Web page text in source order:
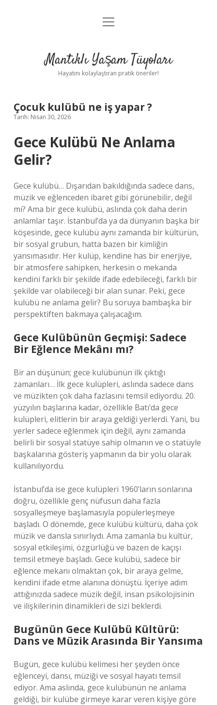
Anasayfa
Yasal Uyarı
menüyü
Mantıklı Yaşam Tüyoları
Hayatını kolaylaştıran pratik öneriler!
Çocuk kulübü ne iş yapar ?
Tarih: Nisan 30, 2026
Gece Kulübü Ne Anlama
Gelir?
Gece kulübü… Dışarıdan bakıldığında sadece dans,
müzik ve eğlenceden ibaret gibi görünebilir, değil
mi? Ama bir gece kulübü, aslında çok daha derin
anlamlar taşır. İstanbul’da ya da dünyanın başka bir
köşesinde, gece kulübü aynı zamanda bir kültürün,
bir sosyal grubun, hatta bazen bir kimliğin
yansımasıdır. Her kulüp, kendine has bir enerjiye,
bir atmosfere sahipken, herkesin o mekanda
kendini farklı bir şekilde ifade edebileceği, farklı bir
şekilde var olabileceği bir alan sunar. Peki, gece
kulübü ne anlama gelir? Bu soruya bambaşka bir
perspektiften bakmaya çalışacağım.
Gece Kulübünün Geçmişi: Sadece
Bir Eğlence Mekânı mı?
Bir an düşünün; gece kulübünün ilk çıktığı
zamanları… İlk gece kulüpleri, aslında sadece dans
ve müzikten çok daha fazlasını temsil ediyordu. 20.
yüzyılın başlarına kadar, özellikle Batı’da gece
kulüpleri, elitlerin bir araya geldiği yerlerdi. Yani, bu
yerler sadece eğlenmek için değil, aynı zamanda
belirli bir sosyal statüye sahip olmanın ve o statüyle
başkalarına gösteriş yapmanın da bir yolu olarak
kullanılıyordu.
İstanbul’da ise gece kulüpleri 1960’ların sonlarına
doğru, özellikle genç nüfusun daha fazla
sosyalleşmeye başlamasıyla popülerleşmeye
başladı. O dönemde, gece kulübü kültürü, daha çok
müzik ve dansla sınırlıydı. Ama zamanla bu kültür,
sosyal etkileşimi, özgürlüğü ve bazen de kaçışı
temsil etmeye başladı. Gece kulübü, sadece bir
eğlence mekanı olmaktan çok, bir araya gelme,
kendini ifade etme alanına dönüştü. İçeriye adım
attığınızda sadece müzik değil, insan psikolojisinin
ve ilişkilerinin dinamikleri de sizi beklerdi.
Bugünün Gece Kulübü Kültürü:
Dans ve Müzik Arasında Bir Yansıma
Bugün, gece kulübü kelimesi her şeyden önce
eğlenceyi, dansı, müziği ve sosyal hayatı temsil
ediyor. Ama aslında, gece kulübünün ne anlama
geldiği, bir kulübe girmeye karar veren kişiye göre